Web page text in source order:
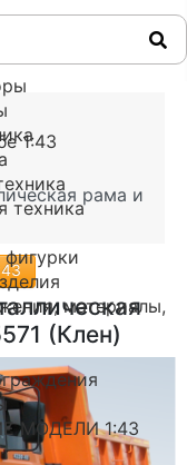
техника
материалы,
МОДЕЛИ 1:43
1:43
рама и
(Клен)